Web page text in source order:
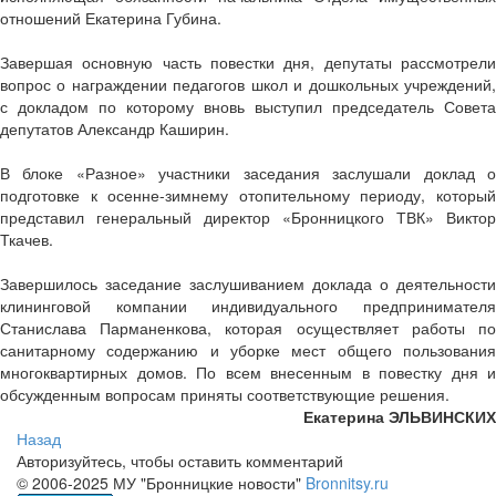
отношений Екатерина Губина.
Завершая основную часть повестки дня, депутаты рассмотрели
вопрос о награждении педагогов школ и дошкольных учреждений,
с докладом по которому вновь выступил председатель Совета
депутатов Александр Каширин.
В блоке «Разное» участники заседания заслушали доклад о
подготовке к осенне-зимнему отопительному периоду, который
представил генеральный директор «Бронницкого ТВК» Виктор
Ткачев.
Завершилось заседание заслушиванием доклада о деятельности
клининговой компании индивидуального предпринимателя
Станислава Парманенкова, которая осуществляет работы по
санитарному содержанию и уборке мест общего пользования
многоквартирных домов. По всем внесенным в повестку дня и
обсужденным вопросам приняты соответствующие решения.
Екатерина ЭЛЬВИНСКИХ
Назад
Авторизуйтесь, чтобы оставить комментарий
© 2006-2025 МУ "Бронницкие новости" Bronnitsy.ru